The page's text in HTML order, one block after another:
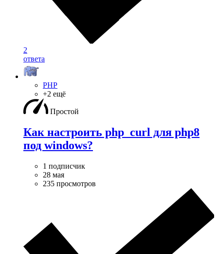
2
ответа
PHP
+2 ещё
Простой
Как настроить php_curl для php8
под windows?
1 подписчик
28 мая
235 просмотров